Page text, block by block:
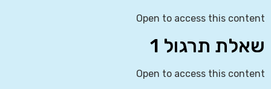
Open to access this content
שאלת תרגול 1
Open to access this content